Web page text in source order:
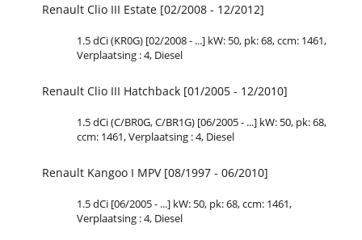
Renault Clio III Estate [02/2008 - 12/2012]
1.5 dCi (KR0G) [02/2008 - ...] kW: 50, pk: 68, ccm: 1461,
Verplaatsing : 4, Diesel
Renault Clio III Hatchback [01/2005 - 12/2010]
1.5 dCi (C/BR0G, C/BR1G) [06/2005 - ...] kW: 50, pk: 68,
ccm: 1461, Verplaatsing : 4, Diesel
Renault Kangoo I MPV [08/1997 - 06/2010]
1.5 dCi [06/2005 - ...] kW: 50, pk: 68, ccm: 1461,
Verplaatsing : 4, Diesel